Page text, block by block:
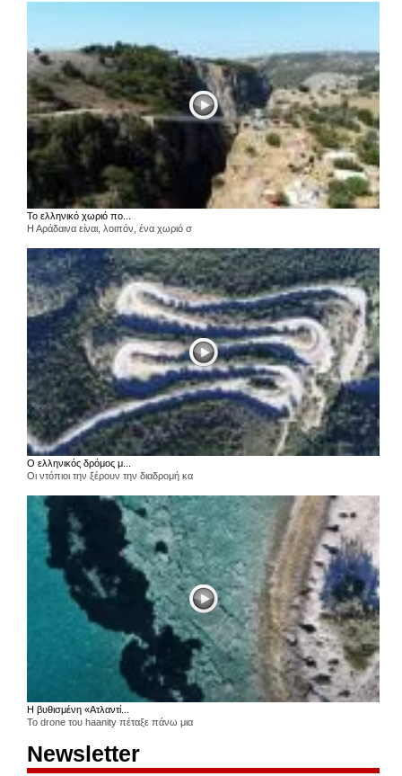
Το ελληνικό χωριό πο...
Η Αράδαινα είναι, λοιπόν, ένα χωριό σ
Ο ελληνικός δρόμος μ...
Οι ντόπιοι την ξέρουν την διαδρομή κα
Η βυθισμένη «Ατλαντί...
Το drone του haanity πέταξε πάνω μια
Newsletter